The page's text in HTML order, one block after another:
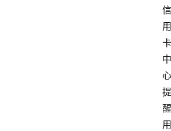
信
用
卡
中
心
提
醒
用